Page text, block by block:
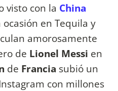
visto con la China
en Tequila y
amorosamente
de Lionel Messi en
de Francia subió un
con millones